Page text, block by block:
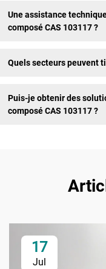
Une assistance
composé CAS 103117 ?
Quels secteurs peuvent
Puis-je obtenir des
composé CAS 103117 ?
17
Jul